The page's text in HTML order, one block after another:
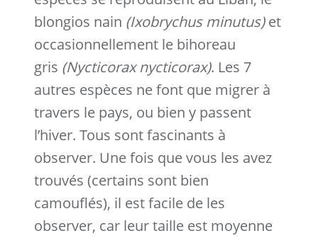
blongios nain (Ixobrychus minutus)et
occasionnellement le bihoreau
gris (Nycticorax nycticorax). Les 7
autres espèces ne font que migrer à
travers le pays, ou bien y passent
l’hiver. Tous sont fascinants à
observer. Une fois que vous les avez
trouvés (certains sont bien
camouflés), il est facile de les
observer, car leur taille est moyenne